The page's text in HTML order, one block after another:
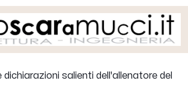
salienti dell'allenatore del